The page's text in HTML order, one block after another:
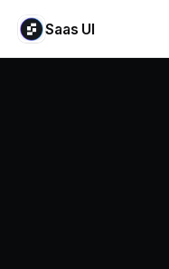
Saas UI